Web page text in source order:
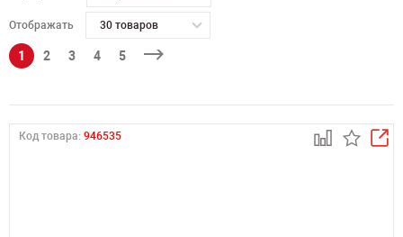
Отображать 30 товаров
1 2 3 4 5
Код товара: 946535